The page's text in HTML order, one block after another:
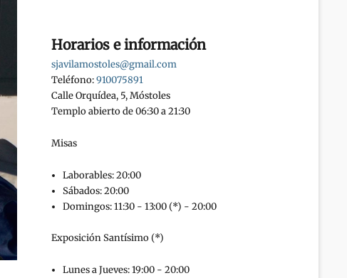
Horarios e información
sjavilamostoles@gmail.com
Teléfono:910075891
Calle Orquídea, 5, Móstoles
Templo abierto de 06:30 a 21:30
Misas
Laborables: 20:00
Sábados: 20:00
Domingos: 11:30 - 13:00 (*) - 20:00
Exposición Santísimo (*)
Lunes a Jueves: 19:00 - 20:00